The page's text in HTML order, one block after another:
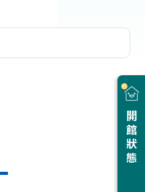
尋
開館狀態